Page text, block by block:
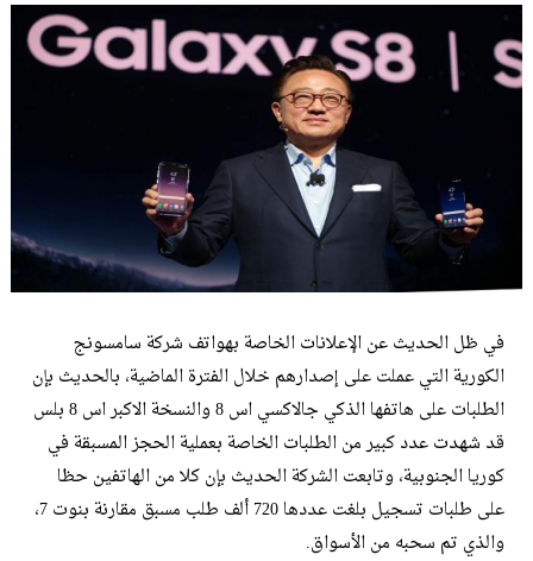
في ظل الحديث عن الإعلانات الخاصة بهواتف شركة سامسونج
الكورية التي عملت على إصدارهم خلال الفترة الماضية، بالحديث بإن
الطلبات على هاتفها الذكي جالاكسي اس 8 والنسخة الاكبر اس 8 بلس
قد شهدت عدد كبير من الطلبات الخاصة بعملية الحجز المسبقة في
كوريا الجنوبية، وتابعت الشركة الحديث بإن كلا من الهاتفين حظا
على طلبات تسجيل بلغت عددها 720 ألف طلب مسبق مقارنة بنوت 7،
والذي تم سحبه من الأسواق.